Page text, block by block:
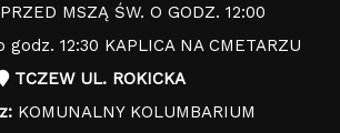
MSZĄ ŚW. O GODZ. 12:00
godz. 12:30 KAPLICA NA CMETARZU
TCZEW UL. ROKICKA
KOMUNALNY KOLUMBARIUM